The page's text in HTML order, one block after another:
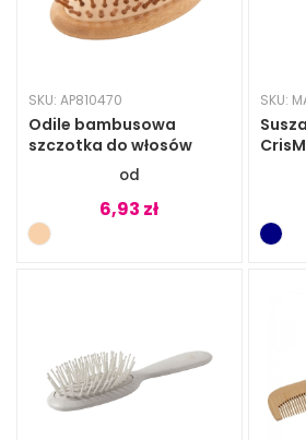
SKU: AP810470
Odile bambusowa
szczotka do włosów
6,93 zł
SKU: